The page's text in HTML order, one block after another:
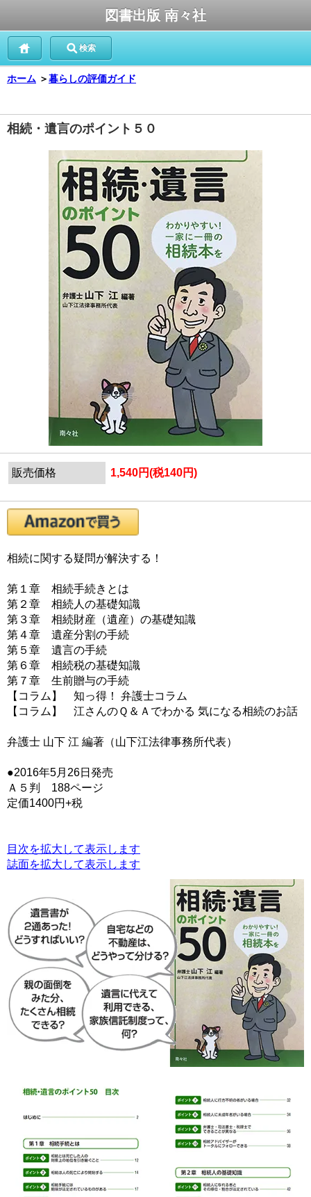
図書出版 南々社
検索
ホーム ＞暮らしの評価ガイド
相続・遺言のポイント５０
販売価格 1,540円(税140円)
相続に関する疑問が解決する！
第１章 相続手続きとは
第２章 相続人の基礎知識
第３章 相続財産（遺産）の基礎知識
第４章 遺産分割の手続
第５章 遺言の手続
第６章 相続税の基礎知識
第７章 生前贈与の手続
【コラム】 知っ得！ 弁護士コラム
【コラム】 江さんのＱ＆Ａでわかる 気になる相続のお話
弁護士 山下 江 編著（山下江法律事務所代表）
●2016年5月26日発売
Ａ５判 188ページ
定価1400円+税
目次を拡大して表示します
誌面を拡大して表示します